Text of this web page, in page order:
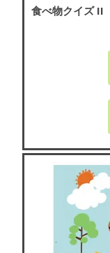
食べ物クイズ II